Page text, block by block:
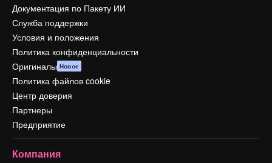
Документация по Пакету ИИ
Служба поддержки
Условия и положения
Политика конфиденциальности
Оригиналы Новое
Политика файлов cookie
Центр доверия
Партнеры
Предприятие
Компания